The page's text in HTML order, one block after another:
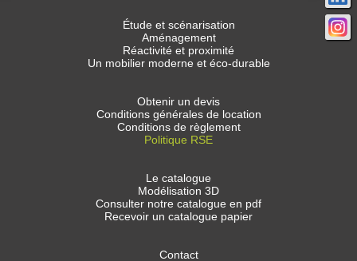
Étude et scénarisation
Aménagement
Réactivité et proximité
Un mobilier moderne et éco-durable
Obtenir un devis
Conditions générales de location
Conditions de règlement
Politique RSE
Le catalogue
Modélisation 3D
Consulter notre catalogue en pdf
Recevoir un catalogue papier
Contact